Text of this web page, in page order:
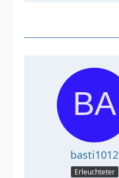
basti1012
Erleuchteter